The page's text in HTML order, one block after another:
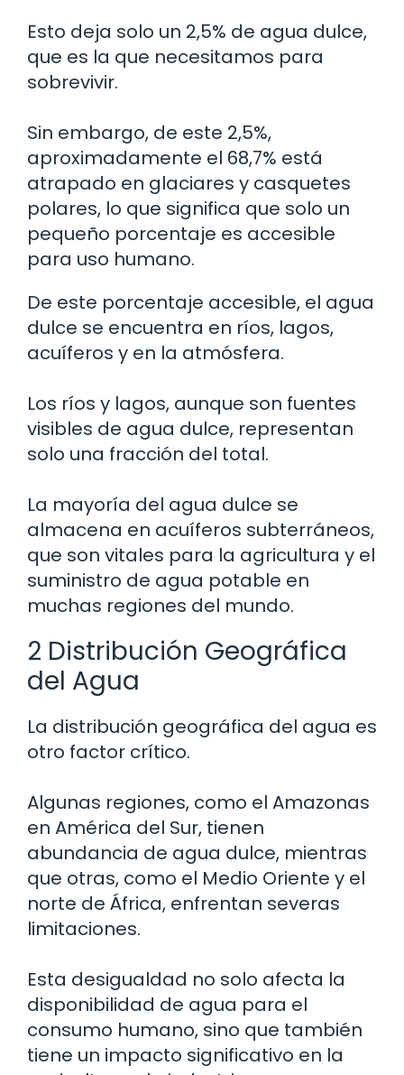
Esto deja solo un 2,5% de agua dulce,
que es la que necesitamos para
sobrevivir.
Sin embargo, de este 2,5%,
aproximadamente el 68,7% está
atrapado en glaciares y casquetes
polares, lo que significa que solo un
pequeño porcentaje es accesible
para uso humano.
De este porcentaje accesible, el agua
dulce se encuentra en ríos, lagos,
acuíferos y en la atmósfera.
Los ríos y lagos, aunque son fuentes
visibles de agua dulce, representan
solo una fracción del total.
La mayoría del agua dulce se
almacena en acuíferos subterráneos,
que son vitales para la agricultura y el
suministro de agua potable en
muchas regiones del mundo.
2 Distribución Geográfica
del Agua
La distribución geográfica del agua es
otro factor crítico.
Algunas regiones, como el Amazonas
en América del Sur, tienen
abundancia de agua dulce, mientras
que otras, como el Medio Oriente y el
norte de África, enfrentan severas
limitaciones.
Esta desigualdad no solo afecta la
disponibilidad de agua para el
consumo humano, sino que también
tiene un impacto significativo en la